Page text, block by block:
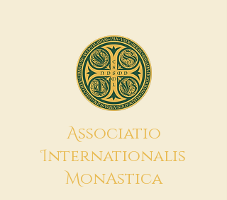
Associatio
Internationalis
MonAstica